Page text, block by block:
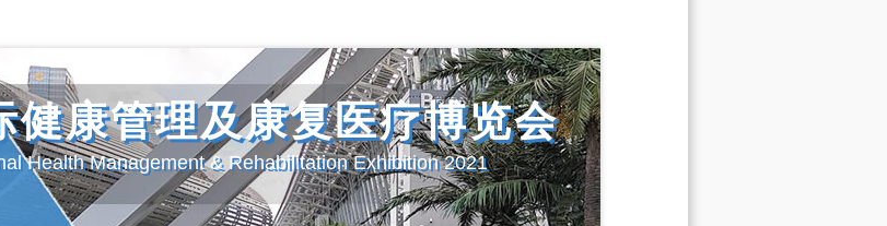
健康管理及康复医疗博览会
Health Management & Rehabilitation Exhibition 2021